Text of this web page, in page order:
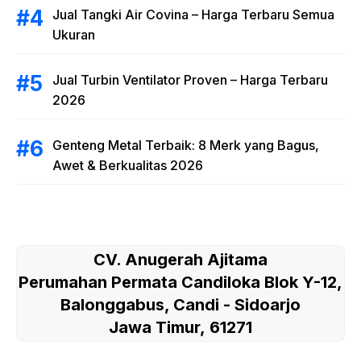
Jual Tangki Air Covina – Harga Terbaru Semua
Ukuran
Jual Turbin Ventilator Proven – Harga Terbaru
2026
Genteng Metal Terbaik: 8 Merk yang Bagus,
Awet & Berkualitas 2026
CV. Anugerah Ajitama
Perumahan Permata Candiloka Blok Y-12,
Balonggabus, Candi - Sidoarjo
Jawa Timur, 61271